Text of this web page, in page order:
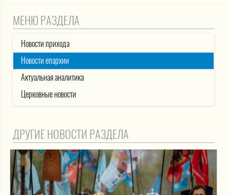
МЕНЮ РАЗДЕЛА
Новости прихода
Новости епархии
Актуальная аналитика
Церковные новости
ДРУГИЕ НОВОСТИ РАЗДЕЛА